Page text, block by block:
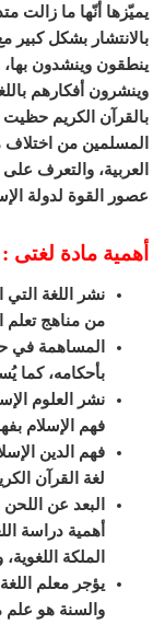
يميّزها أنّها ما زالت
بالانتشار بشكل كبير
ينطقون وينشدون بها،
وينشرون أفكارهم
بالقرآن الكريم حظيت
المسلمين من اختلاف
العربية، والتعرف
عصور القوة لدولة
أهمية مادة لغتى :
نشر اللغة
من مناهج تعلم
المساهمة في
بأحكامه، كما
نشر العلوم
فهم الإسلام
فهم الدين
لغة القرآن
البعد عن
أهمية دراسة
الملكة
يؤجر معلم
والسنة هو علم